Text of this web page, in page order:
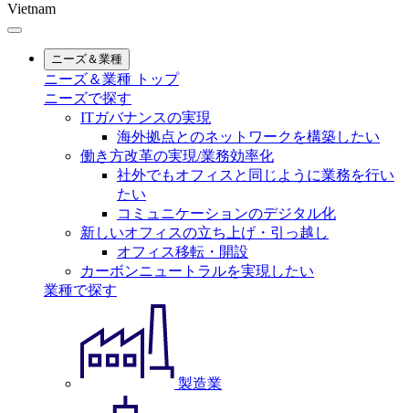
Vietnam
ニーズ＆業種
ニーズ＆業種 トップ
ニーズで探す
ITガバナンスの実現
海外拠点とのネットワークを構築したい
働き方改革の実現/業務効率化
社外でもオフィスと同じように業務を行い
たい
コミュニケーションのデジタル化
新しいオフィスの立ち上げ・引っ越し
オフィス移転・開設
カーボンニュートラルを実現したい
業種で探す
製造業